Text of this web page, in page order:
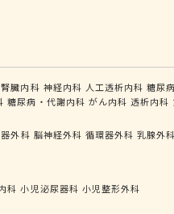
腎臓内科 神経内科 人工透析内科 糖尿
糖尿病・代謝内科 がん内科 透析内科
外科 脳神経外科 循環器外科 乳腺外科
科 小児泌尿器科 小児整形外科